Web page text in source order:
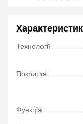
Технології
Покриття
Функція